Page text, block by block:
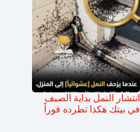
انتشار النمل بداية الصيف
في بيتك هكذا تطرده فوراً